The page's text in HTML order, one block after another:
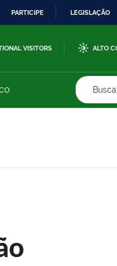
PARTICIPE LEGISLAÇÃO
VISITORS ALTO